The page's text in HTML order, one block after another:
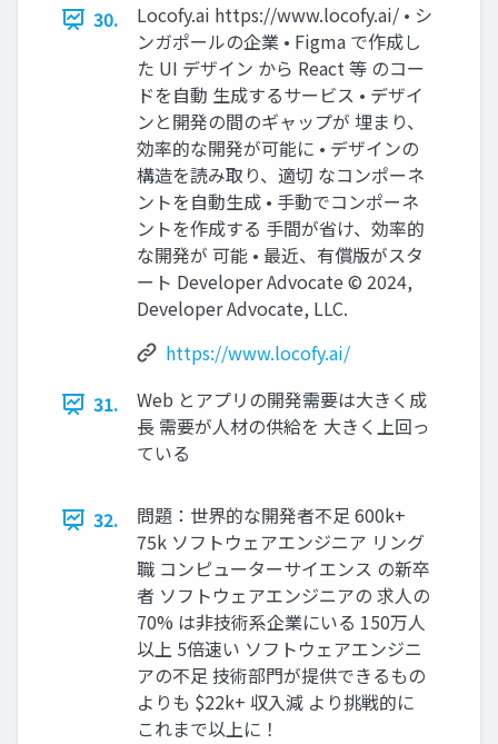
30.
Locofy.ai https://www.locofy.ai/ • シ
ンガポールの企業 • Figma で作成し
た UI デザイン から React 等 のコー
ドを⾃動 生成するサービス • デザイ
ンと開発の間のギャップが 埋まり、
効率的な開発が可能に • デザインの
構造を読み取り、適切 なコンポーネ
ントを⾃動生成 • 手動でコンポーネ
ントを作成する 手間が省け、効率的
な開発が 可能 • 最近、有償版がスタ
ート Developer Advocate ©︎ 2024,
Developer Advocate, LLC.
https://www.locofy.ai/
31.
Web とアプリの開発需要は大きく成
長 需要が人材の供給を 大きく上回っ
ている
32.
問題：世界的な開発者不足 600k+
75k ソフトウェアエンジニア リング
職 コンピューターサイエンス の新卒
者 ソフトウェアエンジニアの 求人の
70% は非技術系企業にいる 150万人
以上 5倍速い ソフトウェアエンジニ
アの不足 技術部門が提供できるもの
よりも $22k+ 収入減 より挑戦的に
これまで以上に！